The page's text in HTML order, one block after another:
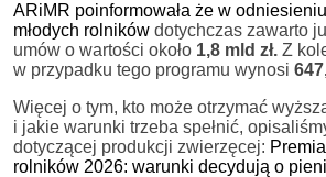
ARiMR poinformowała że w
młodych rolników dotychczas zawarto
umów o wartości około 1,8 mld zł. Z
w przypadku tego programu wynosi
Więcej o tym, kto może otrzymać
i jakie warunki trzeba spełnić,
dotyczącej produkcji zwierzęcej:
rolników 2026: warunki decydują o